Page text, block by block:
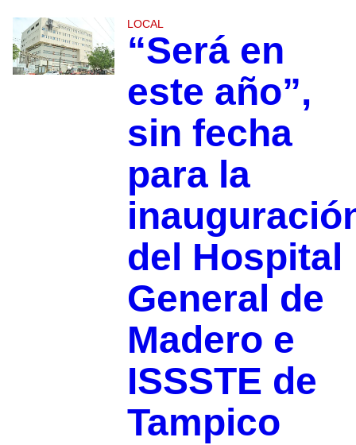
LOCAL
“Será en
este año”,
sin fecha
para la
del Hospital
General de
Madero e
ISSSTE de
Tampico